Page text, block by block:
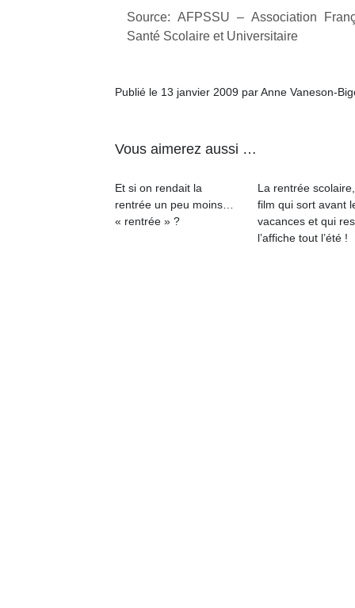
Source: AFPSSU – Association
Santé Scolaire et Universitaire
Publié le 13 janvier 2009 par Anne Vaneson-
Vous aimerez aussi …
Et si on rendait la
rentrée un peu moins…
« rentrée » ?
La rentrée
film qui sort avant
vacances et qui
l’affiche tout l’été !
mécanique
Beeper
souvent
occupations
les petits !
Durant les
et avec le
pour les
enfants
de…